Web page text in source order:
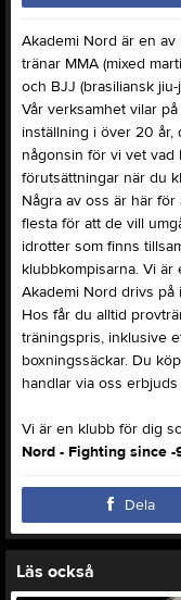
Akademi Nord är en
tränar MMA (mixed
och BJJ (brasiliansk jiu-
Vår verksamhet vilar
inställning i över 20 år,
någonsin för vi vet vad
förutsättningar när du
Några av oss är här
flesta för att de vill
idrotter som finns
klubbkompisarna. Vi är
Akademi Nord drivs
Hos får du alltid
träningspris, inklusive
boxningssäckar. Du
handlar via oss
Vi är en klubb för dig
Nord - Fighting since -
Dela
Läs också